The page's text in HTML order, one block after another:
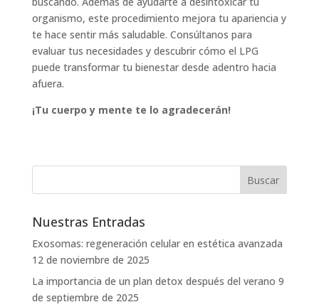
organismo, este procedimiento mejora tu apariencia y
te hace sentir más saludable. Consúltanos para
evaluar tus necesidades y descubrir cómo el LPG
puede transformar tu bienestar desde adentro hacia
afuera.
¡Tu cuerpo y mente te lo agradecerán!
Nuestras Entradas
Exosomas: regeneración celular en estética avanzada
12 de noviembre de 2025
La importancia de un plan detox después del verano 9
de septiembre de 2025